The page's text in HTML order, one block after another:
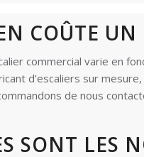
COÛTE UN
commercial varie en
d’escaliers sur
de nous
SONT LES